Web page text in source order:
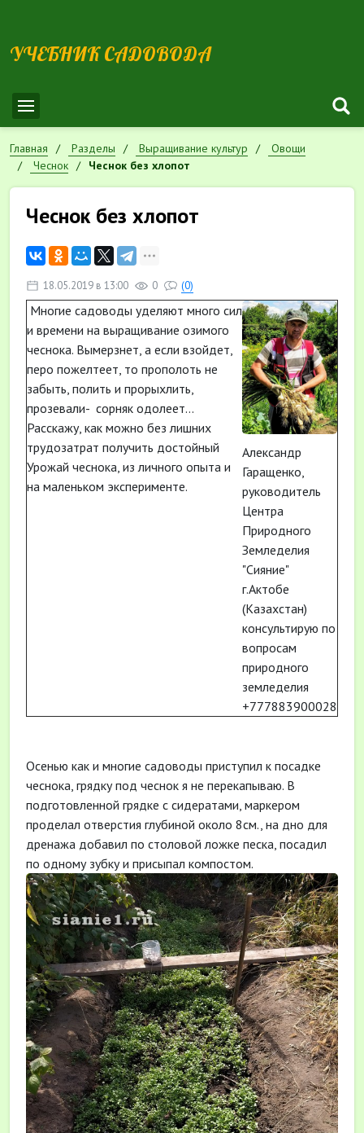
УЧЕБНИК САДОВОДА
Главная Разделы Выращивание культур
Овощи
Чеснок
Чеснок без хлопот
Чеснок без хлопот
18.05.2019 в 13:00 0 (0)
Многие садоводы уделяют много сил
и времени на выращивание озимого
чеснока. Вымерзнет, а если взойдет,
перо пожелтеет, то прополоть не
забыть, полить и прорыхлить,
прозевали- сорняк одолеет...
Расскажу, как можно без лишних
трудозатрат получить достойный
Урожай чеснока, из личного опыта и
на маленьком эксперименте.
Александр
Гаращенко,
руководитель
Центра
Природного
Земледелия
"Сияние"
г.Актобе
(Казахстан)
консультирую по
вопросам
природного
земледелия
+777883900028
Осенью как и многие садоводы приступил к посадке
чеснока, грядку под чеснок я не перекапываю. В
подготовленной грядке с сидератами, маркером
проделал отверстия глубиной около 8см., на дно для
дренажа добавил по столовой ложке песка, посадил
по одному зубку и присыпал компостом.